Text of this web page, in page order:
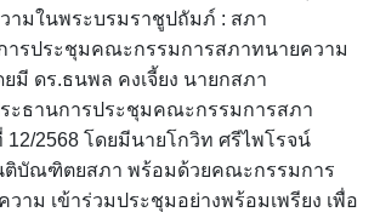
ามในพระบรมราชูปถัมภ์ : สภา
ารประชุมคณะกรรมการสภาทนายความ
ยมี ดร.ธนพล คงเจี้ยง นายกสภา
ะธานการประชุมคณะกรรมการสภา
2568 โดยมีนายโกวิท ศรีไพโรจน์
ติบัณฑิตยสภา พร้อมด้วยคณะกรรมการ
าม เข้าร่วมประชุมอย่างพร้อมเพรียง เพื่อ